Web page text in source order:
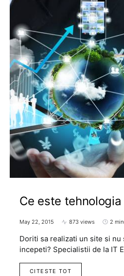
Ce este
May 22, 2015 873 views 2
Doriti sa realizati un site si nu
incepeti? Specialistii de la IT
CITESTE TOT